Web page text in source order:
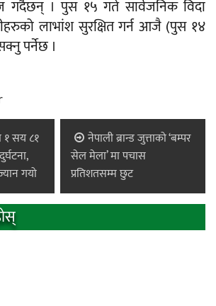
। पुस १५ गते सार्वजनिक विदा
लाभांश सुरक्षित गर्न आजै (पुस १४
पर्नेछ ।
१ सय ८१
गयो
नेपाली ब्रान्ड जुत्ताको ‘बम्पर
सेल मेला’ मा पचास
प्रतिशतसम्म छुट